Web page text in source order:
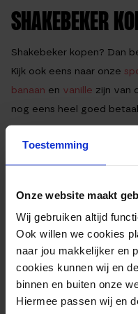
Toestemming
Onze website maakt
Wij gebruiken altijd
Ook willen we cookies
naar jou makkelijker en
cookies kunnen wij en
binnen en buiten onze
Hiermee passen wij en
SHAKEBEKER
Shakebeker kopen? Dan
Kijk ook eens naar onze
banaan en vanille zijn van
nog eens heel goed
EXTRA
Inhoud 400
Materiaal BPA
Hoogte 15cm
Kleur